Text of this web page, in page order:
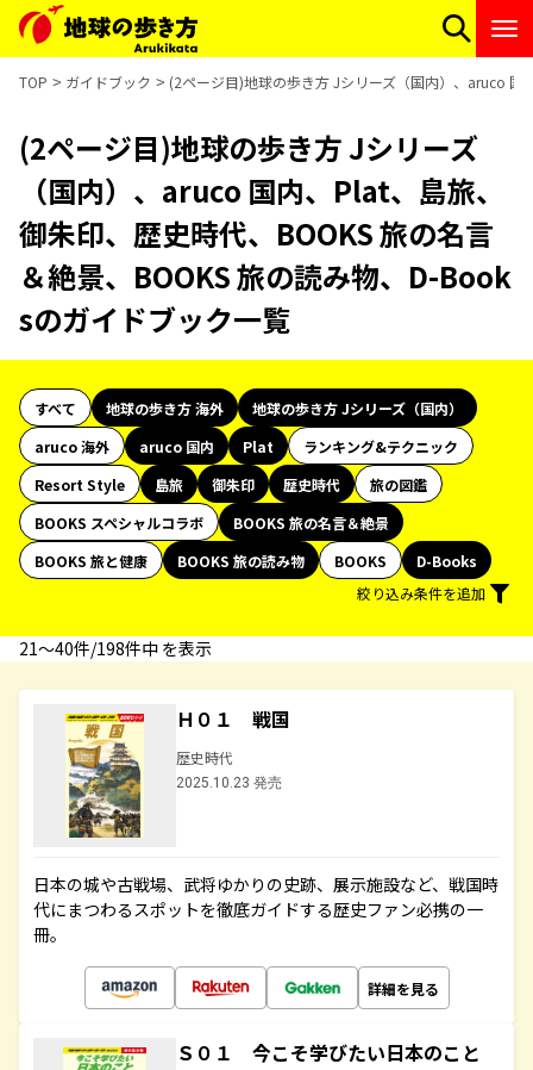
TOP ガイドブック (2ページ目)地球の歩き方 Jシリーズ（国内）、aruco
(2ページ目)地球の歩き方 Jシリーズ
（国内）、aruco 国内、Plat、島旅、
御朱印、歴史時代、BOOKS 旅の名言
＆絶景、BOOKS 旅の読み物、D-Book
sのガイドブック一覧
すべて 地球の歩き方 海外
地球の歩き方 Jシリーズ（国内）
aruco 海外
aruco 国内 Plat
ランキング&テクニック
Resort Style
島旅 御朱印 歴史時代
旅の図鑑
BOOKS スペシャルコラボ
BOOKS 旅の名言＆絶景
BOOKS 旅と健康
BOOKS 旅の読み物 BOOKS
D-Books
絞り込み条件を追加
21〜40件/198件中 を表示
Ｈ０１ 戦国
歴史時代
2025.10.23 発売
日本の城や古戦場、武将ゆかりの史跡、展示施設など、戦国時
代にまつわるスポットを徹底ガイドする歴史ファン必携の一
冊。
詳細を見る
Ｓ０１ 今こそ学びたい日本のこと